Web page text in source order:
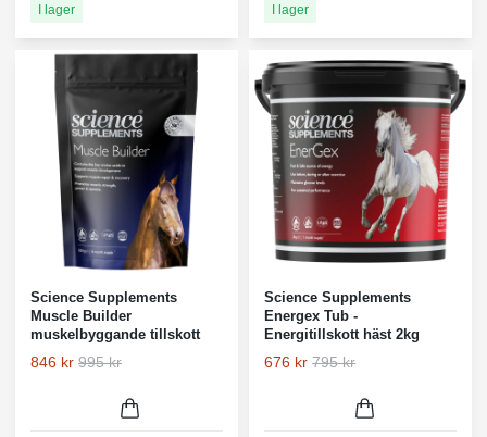
I lager I lager
Science Supplements
Muscle Builder
muskelbyggande tillskott
846 kr 995 kr
Science Supplements
Energex Tub -
Energitillskott häst 2kg
676 kr 795 kr